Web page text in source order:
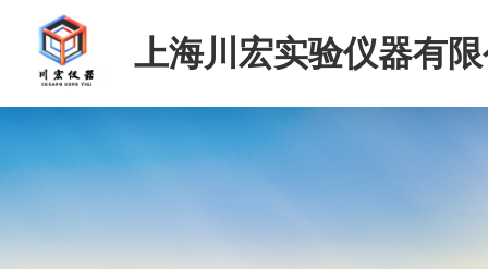
上海川宏实验仪器有